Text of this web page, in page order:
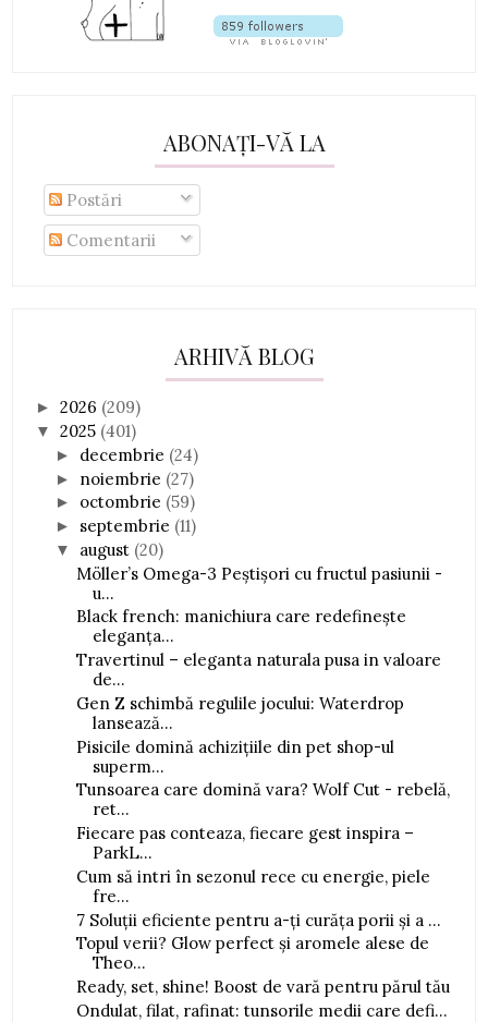
ABONAȚI-VĂ LA
Postări
Comentarii
ARHIVĂ BLOG
►2026 (209)
▼2025 (401)
► decembrie (24)
► noiembrie (27)
► octombrie (59)
► septembrie (11)
▼ august (20)
Möller’s Omega-3 Peștișori cu fructul pasiunii -
u...
Black french: manichiura care redefinește
eleganța...
Travertinul – eleganta naturala pusa in valoare
de...
Gen Z schimbă regulile jocului: Waterdrop
lansează...
Pisicile domină achizițiile din pet shop-ul
superm...
Tunsoarea care domină vara? Wolf Cut - rebelă,
ret...
Fiecare pas conteaza, fiecare gest inspira –
ParkL...
Cum să intri în sezonul rece cu energie, piele
fre...
7 Soluții eficiente pentru a-ți curăța porii și a ...
Topul verii? Glow perfect și aromele alese de
Theo...
Ready, set, shine! Boost de vară pentru părul tău
Ondulat, filat, rafinat: tunsorile medii care defi...